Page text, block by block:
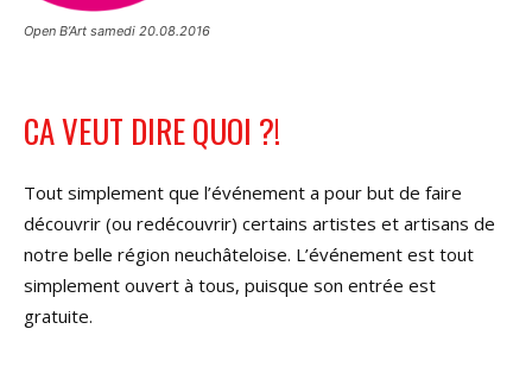
Open B’Art samedi 20.08.2016
CA VEUT DIRE QUOI ?!
Tout simplement que l’événement a pour but de faire
découvrir (ou redécouvrir) certains artistes et artisans de
notre belle région neuchâteloise. L’événement est tout
simplement ouvert à tous, puisque son entrée est
gratuite.